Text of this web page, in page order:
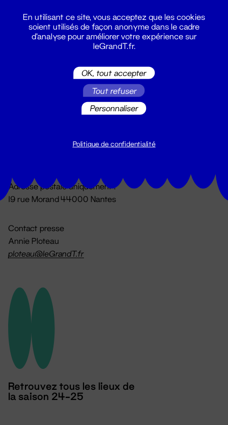
Du lundi au vendredi 14h → 18h
Adresse postale uniquement :
19 rue Morand 44000 Nantes
Contact presse
Annie Ploteau
ploteau@leGrandT.fr
Retrouvez tous les lieux de
la saison 24-25
En utilisant ce site, vous acceptez que les cookies
soient utilisés de façon anonyme dans le cadre
d'analyse pour améliorer votre expérience sur
leGrandT.fr.
OK, tout accepter
Tout refuser
Personnaliser
Politique de confidentialité